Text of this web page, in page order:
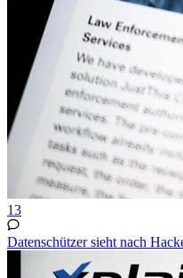
13
Datenschützer sieht nach